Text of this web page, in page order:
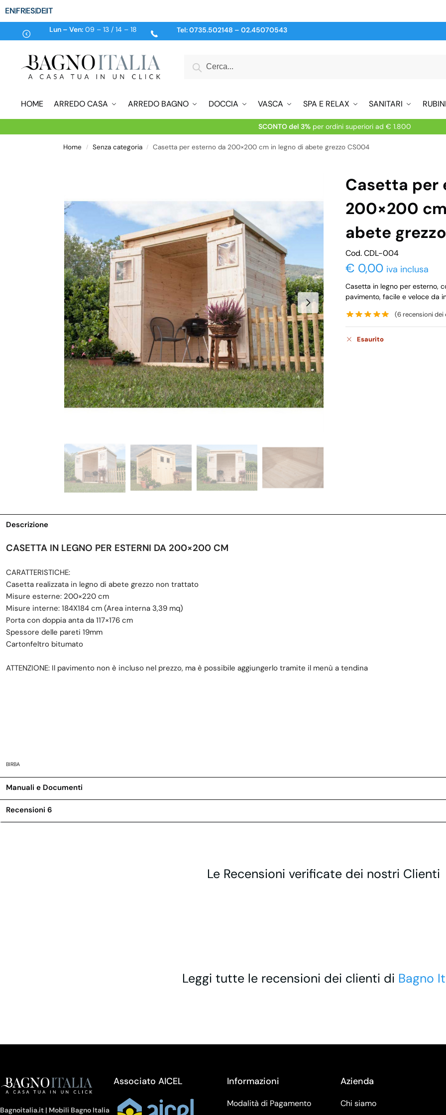
ENFRESDEIT
Lun – Ven:09 – 13 / 14 – 18 Tel:0735.502148 – 02.45070543
HOME ARREDO CASA ARREDO BAGNO DOCCIA VASCA SPA E RELAX SANITARI
SCONTO del 3%per ordini superiori ad € 1.800
Home / Senza categoria / Casetta per esterno da 200×200 cm in legno di abete grezzo CS004
Casetta per
200×200
abete
Cod. CDL-004
€ 0,00 iva inclusa
Casetta in legno per esterno,
pavimento, facile e veloce da
(6 recensioni dei
Esaurito
Descrizione
CASETTA IN LEGNO PER ESTERNI DA 200×200 CM
CARATTERISTICHE:
Casetta realizzata in legno di abete grezzo non trattato
Misure esterne: 200×220 cm
Misure interne: 184X184 cm (Area interna 3,39 mq)
Porta con doppia anta da 117×176 cm
Spessore delle pareti 19mm
Cartonfeltro bitumato
ATTENZIONE: Il pavimento non è incluso nel prezzo, ma è possibile aggiungerlo tramite il menù a tendina
BIRBA
Manuali e Documenti
Recensioni 6
Le Recensioni verificate dei nostri Clienti
Leggi tutte le recensioni dei clienti di Bagno
Bagnoitalia.it | Mobili Bagno Italia
Associato AICEL Informazioni
Modalità di Pagamento
Azienda
Chi siamo